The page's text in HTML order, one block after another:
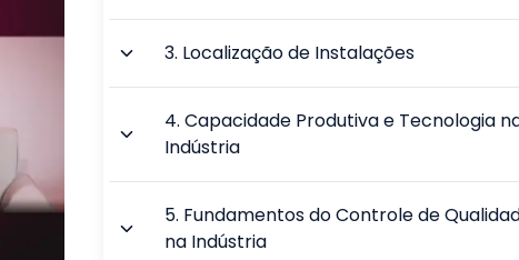
3. Localização de Instalações
4.Capacidade Produtiva e Tecnologia
Indústria
5. Fundamentos do Controle de
na Indústria